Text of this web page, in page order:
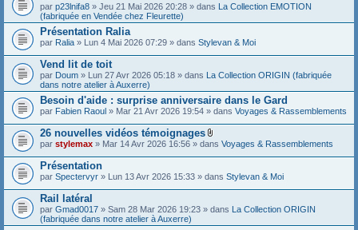
par p23lnifa8 » Jeu 21 Mai 2026 20:28 » dans La Collection EMOTION
(fabriquée en Vendée chez Fleurette)
Présentation Ralia
par Ralia » Lun 4 Mai 2026 07:29 » dans Stylevan & Moi
Vend lit de toit
par Doum » Lun 27 Avr 2026 05:18 » dans La Collection ORIGIN (fabriquée
dans notre atelier à Auxerre)
Besoin d'aide : surprise anniversaire dans le Gard
par Fabien Raoul » Mar 21 Avr 2026 19:54 » dans Voyages & Rassemblements
26 nouvelles vidéos témoignages
F
c
i
e
(
)
par stylemax » Mar 14 Avr 2026 16:56 » dans Voyages & Rassemblements
Présentation
par Spectervyr » Lun 13 Avr 2026 15:33 » dans Stylevan & Moi
Rail latéral
par Gmad0017 » Sam 28 Mar 2026 19:23 » dans La Collection ORIGIN
(fabriquée dans notre atelier à Auxerre)